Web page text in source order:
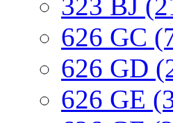
626 GC
626 GD
626 GE